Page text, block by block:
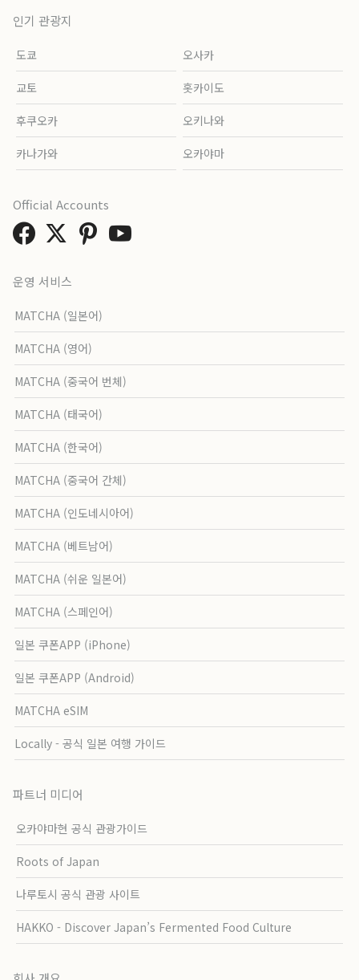
인기 관광지
도쿄 오사카
교토 홋카이도
후쿠오카 오키나와
카나가와 오카야마
운영 서비스
MATCHA (일본어)
MATCHA (영어)
MATCHA (중국어 번체)
MATCHA (태국어)
MATCHA (한국어)
MATCHA (중국어 간체)
MATCHA (인도네시아어)
MATCHA (베트남어)
MATCHA (쉬운 일본어)
MATCHA (스페인어)
일본 쿠폰APP (iPhone)
일본 쿠폰APP (Android)
MATCHA eSIM
Locally - 공식 일본 여행 가이드
파트너 미디어
오카야마현 공식 관광가이드
Roots of Japan
나루토시 공식 관광 사이트
HAKKO - Discover Japan’s Fermented Food Culture
Official Accounts